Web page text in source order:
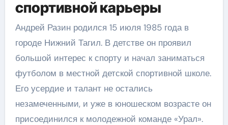
спортивной карьеры
Андрей Разин родился 15 июля 1985 года в
городе Нижний Тагил. В детстве он проявил
большой интерес к спорту и начал заниматься
футболом в местной детской спортивной школе.
Его усердие и талант не остались
незамеченными, и уже в юношеском возрасте он
присоединился к молодежной команде «Урал».